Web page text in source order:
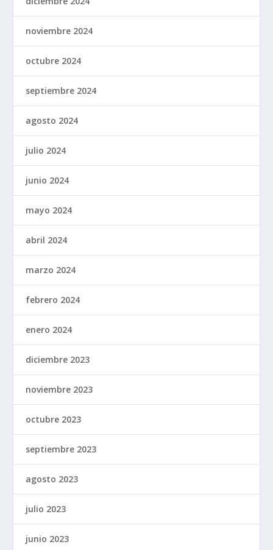
noviembre 2024
octubre 2024
septiembre 2024
agosto 2024
julio 2024
junio 2024
mayo 2024
abril 2024
marzo 2024
febrero 2024
enero 2024
diciembre 2023
noviembre 2023
octubre 2023
septiembre 2023
agosto 2023
julio 2023
junio 2023